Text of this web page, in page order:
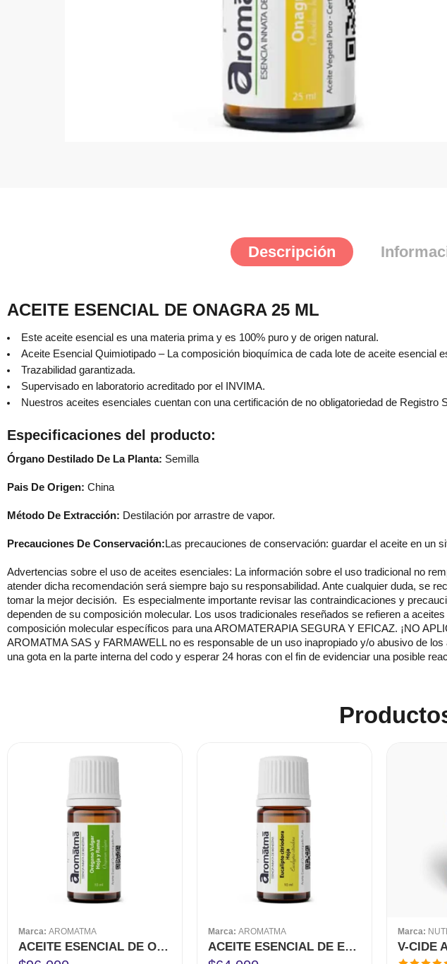
Descripción
ACEITE ESENCIAL DE ONAGRA 25 ML
Este aceite esencial es una materia prima y es 100% puro y de origen natural.
Aceite Esencial Quimiotipado – La composición bioquímica de cada lote de aceite
Trazabilidad garantizada.
Supervisado en laboratorio acreditado por el INVIMA.
Nuestros aceites esenciales cuentan con una certificación de no obligatoriedad de Registro
Especificaciones del producto:
Órgano Destilado De La Planta: Semilla
Pais De Origen: China
Método De Extracción: Destilación por arrastre de vapor.
Precauciones De Conservación: Las precauciones de conservación: guardar el aceite en un
Advertencias sobre el uso de aceites esenciales: La información sobre el uso tradicional no
atender dicha recomendación será siempre bajo su responsabilidad. Ante cualquier duda, se
tomar la mejor decisión. Es especialmente importante revisar las contraindicaciones y
dependen de su composición molecular. Los usos tradicionales reseñados se refieren a
composición molecular específicos para una AROMATERAPIA SEGURA Y EFICAZ. ¡NO
AROMATMA SAS y FARMAWELL no es responsable de un uso inapropiado y/o abusivo de
una gota en la parte interna del codo y esperar 24 horas con el fin de evidenciar una posible
Marca: AROMATMA
ACEITE ESENCIAL DE OREGANO 10 ML
Marca: AROMATMA
ACEITE ESENCIAL DE EUCALIPTO CITRIODORA 10 ML
Marca: